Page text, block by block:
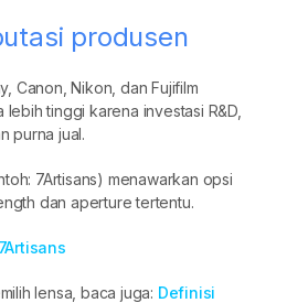
produsen
Canon, Nikon, dan Fujifilm
tinggi karena investasi R&D,
purna jual.
7Artisans) menawarkan opsi
dan aperture tertentu.
7Artisans
lensa, baca juga: Definisi